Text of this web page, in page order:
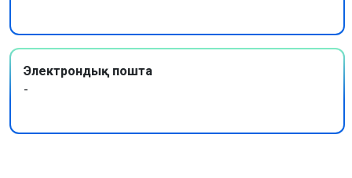
Электрондық пошта
-